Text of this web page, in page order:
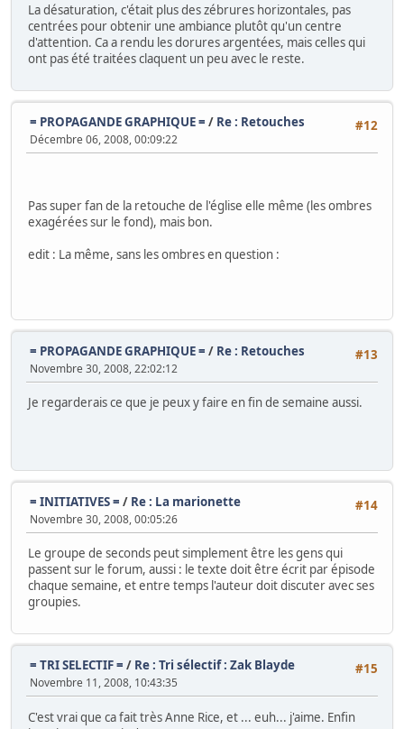
La désaturation, c'était plus des zébrures horizontales, pas
centrées pour obtenir une ambiance plutôt qu'un centre
d'attention. Ca a rendu les dorures argentées, mais celles qui
ont pas été traitées claquent un peu avec le reste.
#12
= PROPAGANDE GRAPHIQUE = / Re : Retouches
Décembre 06, 2008, 00:09:22
Pas super fan de la retouche de l'église elle même (les ombres
exagérées sur le fond), mais bon.
edit : La même, sans les ombres en question :
#13
= PROPAGANDE GRAPHIQUE = / Re : Retouches
Novembre 30, 2008, 22:02:12
Je regarderais ce que je peux y faire en fin de semaine aussi.
#14
= INITIATIVES = / Re : La marionette
Novembre 30, 2008, 00:05:26
Le groupe de seconds peut simplement être les gens qui
passent sur le forum, aussi : le texte doit être écrit par épisode
chaque semaine, et entre temps l'auteur doit discuter avec ses
groupies.
#15
= TRI SELECTIF = / Re : Tri sélectif : Zak Blayde
Novembre 11, 2008, 10:43:35
C'est vrai que ca fait très Anne Rice, et ... euh... j'aime. Enfin